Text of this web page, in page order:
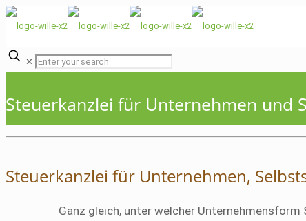
✕
Steuerkanzlei für Unternehmen und
Steuerkanzlei für Unternehmen,
Ganz gleich, unter welcher